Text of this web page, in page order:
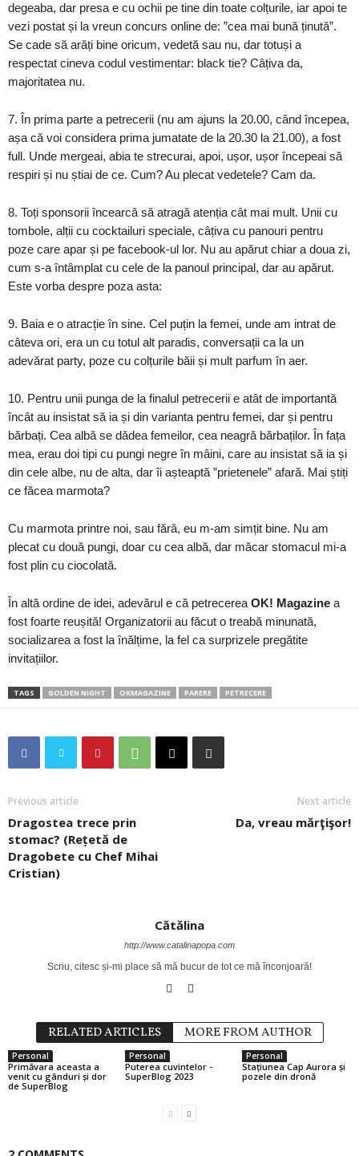
degeaba, dar presa e cu ochii pe tine din toate colțurile, iar apoi te
vezi postat și la vreun concurs online de: ”cea mai bună ținută”.
Se cade să arăți bine oricum, vedetă sau nu, dar totuși a
respectat cineva codul vestimentar: black tie? Câțiva da,
majoritatea nu.
7. În prima parte a petrecerii (nu am ajuns la 20.00, când începea,
așa că voi considera prima jumatate de la 20.30 la 21.00), a fost
full. Unde mergeai, abia te strecurai, apoi, ușor, ușor începeai să
respiri și nu știai de ce. Cum? Au plecat vedetele? Cam da.
8. Toți sponsorii încearcă să atragă atenția cât mai mult. Unii cu
tombole, alții cu cocktailuri speciale, câțiva cu panouri pentru
poze care apar și pe facebook-ul lor. Nu au apărut chiar a doua zi,
cum s-a întâmplat cu cele de la panoul principal, dar au apărut.
Este vorba despre poza asta:
9. Baia e o atracție în sine. Cel puțin la femei, unde am intrat de
câteva ori, era un cu totul alt paradis, conversații ca la un
adevărat party, poze cu colțurile băii și mult parfum în aer.
10. Pentru unii punga de la finalul petrecerii e atât de importantă
încât au insistat să ia și din varianta pentru femei, dar și pentru
bărbați. Cea albă se dădea femeilor, cea neagră bărbaților. În fața
mea, erau doi tipi cu pungi negre în mâini, care au insistat să ia și
din cele albe, nu de alta, dar îi așteaptă ”prietenele” afară. Mai știți
ce făcea marmota?
Cu marmota printre noi, sau fără, eu m-am simțit bine. Nu am
plecat cu două pungi, doar cu cea albă, dar măcar stomacul mi-a
fost plin cu ciocolată.
În altă ordine de idei, adevărul e că petrecerea OK! Magazine a
fost foarte reușită! Organizatorii au făcut o treabă minunată,
socializarea a fost la înălțime, la fel ca surprizele pregătite
invitațiilor.
TAGS GOLDEN NIGHT OKMAGAZINE PARERE PETRECERE
Previous article
Dragostea trece prin
stomac? (Rețetă de
Dragobete cu Chef Mihai
Cristian)
Next article
Da, vreau mărţişor!
Cătălina
http://www.catalinapopa.com
Scriu, citesc și-mi place să mă bucur de tot ce mă înconjoară!
RELATED ARTICLES MORE FROM AUTHOR
Personal
Primăvara aceasta a
venit cu gânduri și dor
de SuperBlog
Personal
Puterea cuvintelor -
SuperBlog 2023
Personal
Stațiunea Cap Aurora și
pozele din dronă